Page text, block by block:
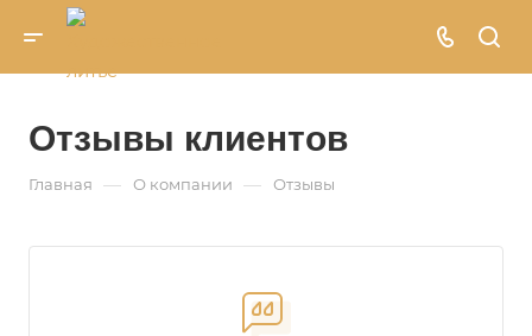
Отзывы клиентов
Главная — О компании — Отзывы